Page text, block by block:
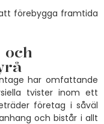
förebygga framtida
har omfattande
tvister inom ett
företag i såväl
och bistår i allt